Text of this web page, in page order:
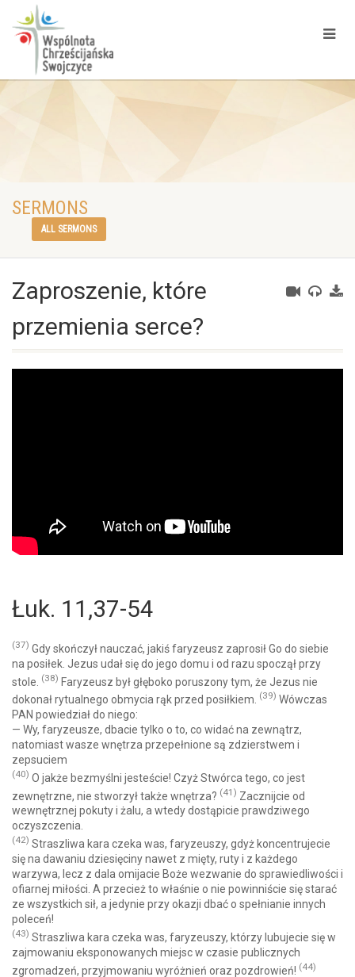
SERMONS
ALL SERMONS
Zaproszenie, które
przemienia serce?
Łuk. 11,37-54
(37) Gdy skończył nauczać, jakiś faryzeusz zaprosił Go do siebie
na posiłek. Jezus udał się do jego domu i od razu spoczął przy
stole. (38) Faryzeusz był głęboko poruszony tym, że Jezus nie
dokonał rytualnego obmycia rąk przed posiłkiem. (39) Wówczas
PAN powiedział do niego:
— Wy, faryzeusze, dbacie tylko o to, co widać na zewnątrz,
natomiast wasze wnętrza przepełnione są zdzierstwem i
zepsuciem
(40) O jakże bezmyślni jesteście! Czyż Stwórca tego, co jest
zewnętrzne, nie stworzył także wnętrza? (41) Zacznijcie od
wewnętrznej pokuty i żalu, a wtedy dostąpicie prawdziwego
oczyszczenia.
(42) Straszliwa kara czeka was, faryzeuszy, gdyż koncentrujecie
się na dawaniu dziesięciny nawet z mięty, ruty i z każdego
warzywa, lecz z dala omijacie Boże wezwanie do sprawiedliwości i
ofiarnej miłości. A przecież to właśnie o nie powinniście się starać
ze wszystkich sił, a jedynie przy okazji dbać o spełnianie innych
poleceń!
(43) Straszliwa kara czeka was, faryzeuszy, którzy lubujecie się w
zajmowaniu eksponowanych miejsc w czasie publicznych
zgromadzeń, przyjmowaniu wyróżnień oraz pozdrowień! (44)